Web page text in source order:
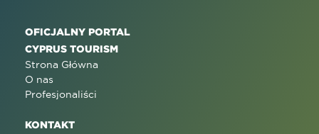
OFICJALNY PORTAL
CYPRUS TOURISM
Strona Główna
O nas
Profesjonaliści
KONTAKT